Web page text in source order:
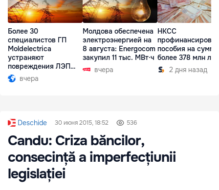
Более 30
специалистов ГП
Moldelectrica
устраняют
повреждения ЛЭП
Бельцы-Днестровск
вчера
Молдова обеспечена
электроэнергией на
8 августа: Energocom
закупил 11 тыс. МВт·ч
вчера
НКСС
пособия на сумму
более 378 млн
2 дня назад
Deschide 30 июня 2015, 18:52 536
Candu: Criza băncilor,
consecință a imperfecțiunii
legislației